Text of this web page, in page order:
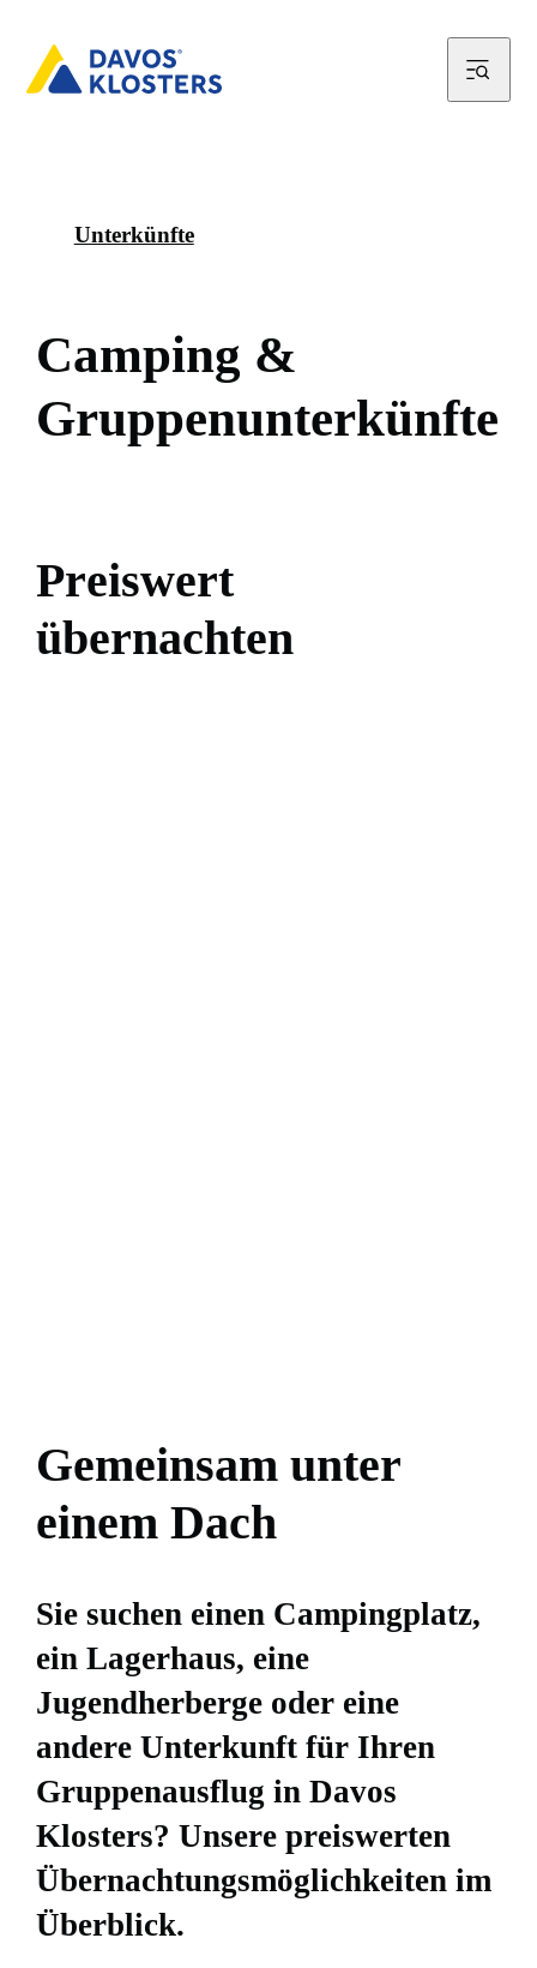
Unterkünfte
Camping &
Gruppenunterkünfte
Preiswert
übernachten
Gemeinsam unter
einem Dach
Sie suchen einen Campingplatz,
ein Lagerhaus, eine
Jugendherberge oder eine
andere Unterkunft für Ihren
Gruppenausflug in Davos
Klosters? Unsere preiswerten
Übernachtungsmöglichkeiten im
Überblick.